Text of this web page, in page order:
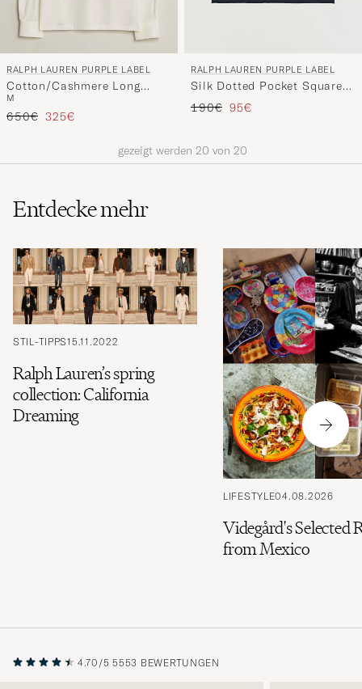
RALPH LAUREN PURPLE LABEL
Cotton/Cashmere Long
Sleeve Polo Off White
M
Regulärer Preis
650€ Reduzierter Preis
325€
RALPH LAUREN PURPLE LABEL
Silk Dotted Pocket Square
Navy
Regulärer Preis
190€ Reduzierter Preis
95€
gezeigt werden 20 von 20
Entdecke mehr
STIL-TIPPS15.11.2022
Ralph Lauren’s spring
collection: California
Dreaming
LIFESTYLE04.08.2026
Videgård's Selected
from Mexico
4.70/5 5553 BEWERTUNGEN